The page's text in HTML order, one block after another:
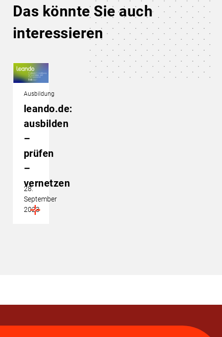
Das könnte Sie auch
interessieren
Ausbildung
leando.de:
ausbilden
–
prüfen
–
vernetzen
28.
September
2023